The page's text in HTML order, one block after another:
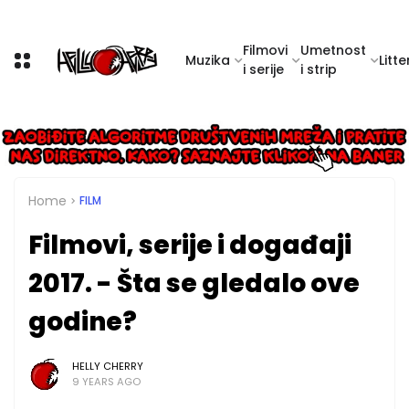
Muzika
Filmovi
i serije
Umetnost
i strip
Home FILM
Filmovi, serije i događaji
2017. - Šta se gledalo ove
godine?
HELLY CHERRY
9 YEARS AGO